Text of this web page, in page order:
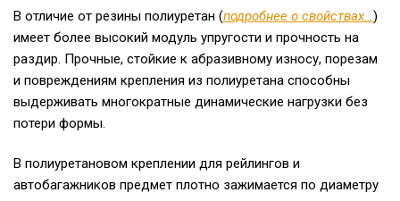
В отличие от резины полиуретан (подробнее о свойствах…)
имеет более высокий модуль упругости и прочность на
раздир. Прочные, стойкие к абразивному износу, порезам
и повреждениям крепления из полиуретана способны
выдерживать многократные динамические нагрузки без
потери формы.
В полиуретановом креплении для рейлингов и
автобагажников предмет плотно зажимается по диаметру